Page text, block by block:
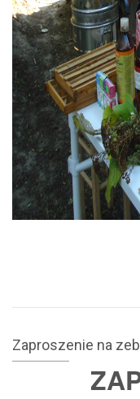
Zaproszenie na